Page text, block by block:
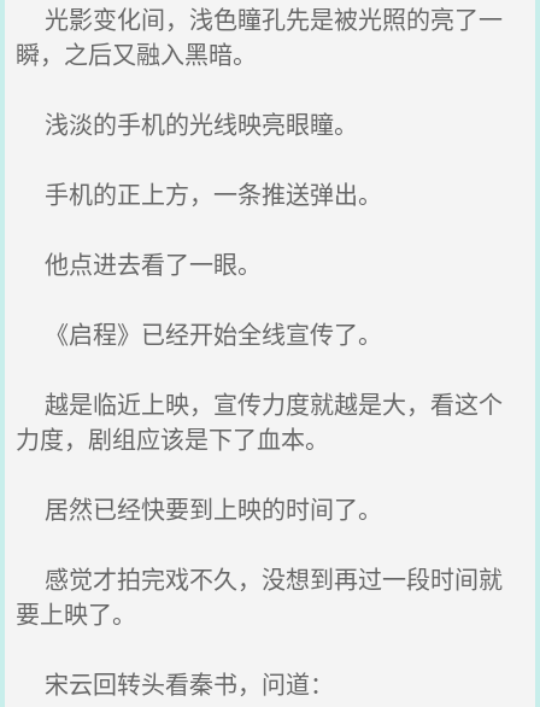
光影变化间，浅色瞳孔先是被光照的亮了一
瞬，之后又融入黑暗。
浅淡的手机的光线映亮眼瞳。
手机的正上方，一条推送弹出。
他点进去看了一眼。
《启程》已经开始全线宣传了。
越是临近上映，宣传力度就越是大，看这个
力度，剧组应该是下了血本。
居然已经快要到上映的时间了。
感觉才拍完戏不久，没想到再过一段时间就
要上映了。
宋云回转头看秦书，问道：